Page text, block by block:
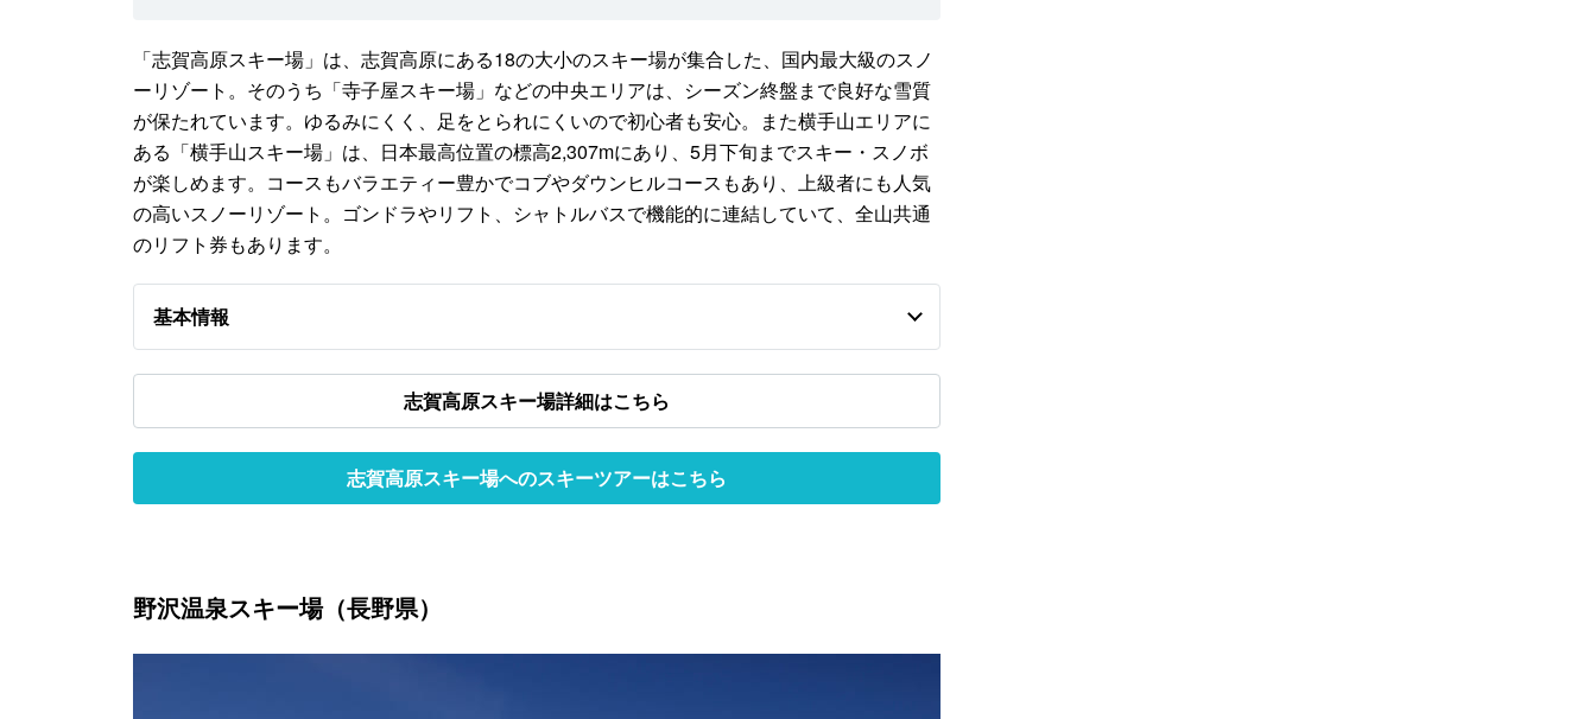
「志賀高原スキー場」は、志賀高原にある18の大小のスキー場が集合した、国内最大級のスノ
ーリゾート。そのうち「寺子屋スキー場」などの中央エリアは、シーズン終盤まで良好な雪質
が保たれています。ゆるみにくく、足をとられにくいので初心者も安心。また横手山エリアに
ある「横手山スキー場」は、日本最高位置の標高2,307mにあり、5月下旬までスキー・スノボ
が楽しめます。コースもバラエティー豊かでコブやダウンヒルコースもあり、上級者にも人気
の高いスノーリゾート。ゴンドラやリフト、シャトルバスで機能的に連結していて、全山共通
のリフト券もあります。
基本情報
志賀高原スキー場詳細はこちら
志賀高原スキー場へのスキーツアーはこちら
野沢温泉スキー場（長野県）